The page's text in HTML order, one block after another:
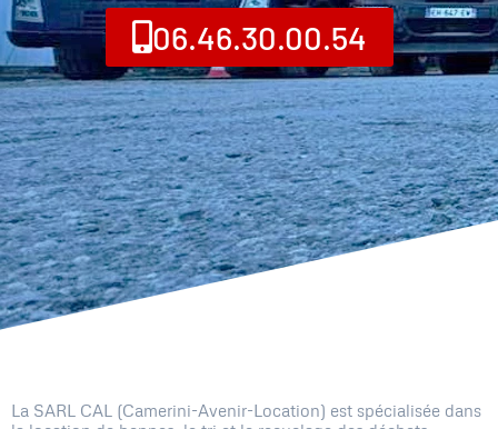
06.46.30.00.54
La SARL CAL (Camerini-Avenir-Location) est spécialisée dans